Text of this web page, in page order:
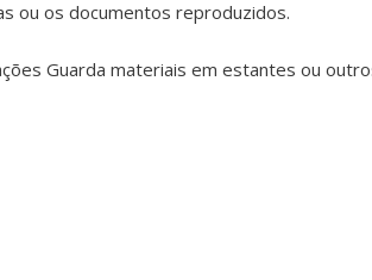
ou os documentos reproduzidos.
Guarda materiais em estantes ou